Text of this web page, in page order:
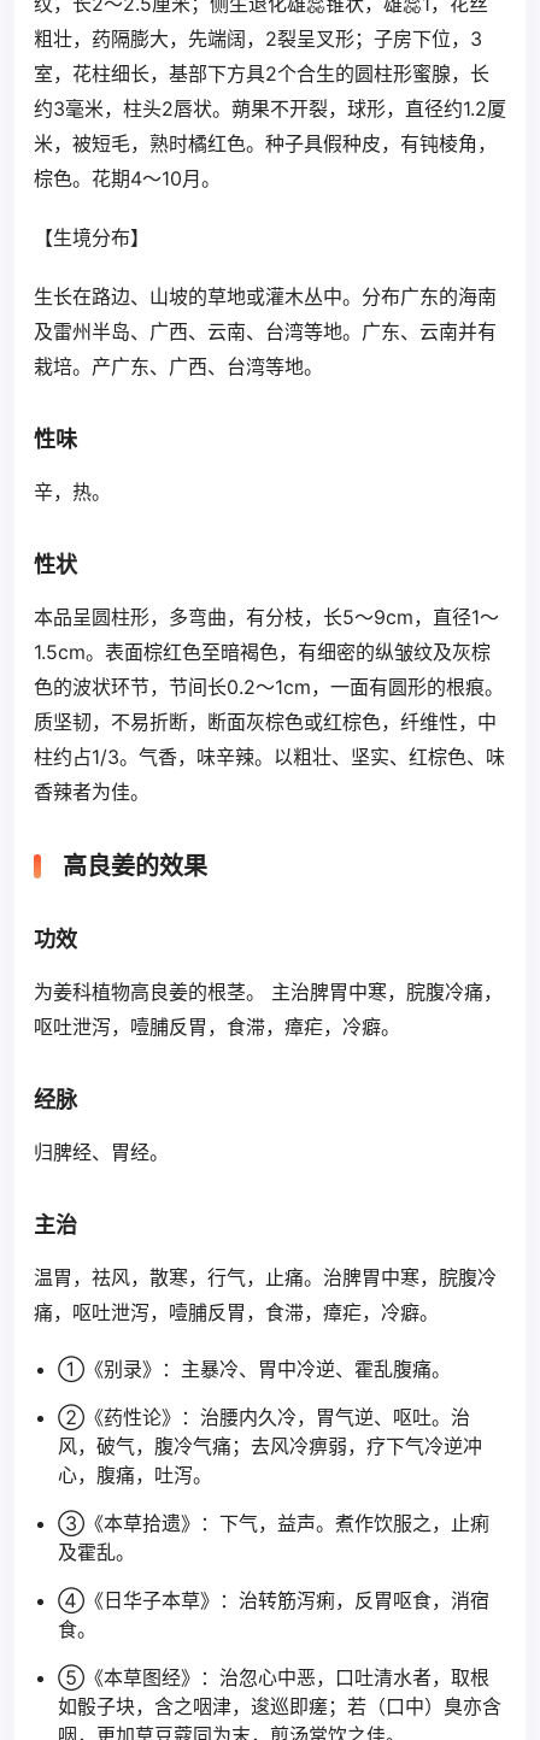
粗壮，药隔膨大，先端阔，2裂呈叉形；子房下位，3
室，花柱细长，基部下方具2个合生的圆柱形蜜腺，长
约3毫米，柱头2唇状。蒴果不开裂，球形，直径约1.2厦
米，被短毛，熟时橘红色。种子具假种皮，有钝棱角，
棕色。花期4～10月。
【生境分布】
生长在路边、山坡的草地或灌木丛中。分布广东的海南
及雷州半岛、广西、云南、台湾等地。广东、云南并有
栽培。产广东、广西、台湾等地。
性味
辛，热。
性状
本品呈圆柱形，多弯曲，有分枝，长5～9cm，直径1～
1.5cm。表面棕红色至暗褐色，有细密的纵皱纹及灰棕
色的波状环节，节间长0.2～1cm，一面有圆形的根痕。
质坚韧，不易折断，断面灰棕色或红棕色，纤维性，中
柱约占1/3。气香，味辛辣。以粗壮、坚实、红棕色、味
香辣者为佳。
高良姜的效果
功效
为姜科植物高良姜的根茎。 主治脾胃中寒，脘腹冷痛，
呕吐泄泻，噎脯反胃，食滞，瘴疟，冷癖。
经脉
归脾经、胃经。
主治
温胃，祛风，散寒，行气，止痛。治脾胃中寒，脘腹冷
痛，呕吐泄泻，噎脯反胃，食滞，瘴疟，冷癖。
①《别录》：主暴冷、胃中冷逆、霍乱腹痛。
②《药性论》：治腰内久冷，胃气逆、呕吐。治
风，破气，腹冷气痛；去风冷痹弱，疗下气冷逆冲
心，腹痛，吐泻。
③《本草拾遗》：下气，益声。煮作饮服之，止痢
及霍乱。
④《日华子本草》：治转筋泻痢，反胃呕食，消宿
食。
⑤《本草图经》：治忽心中恶，口吐清水者，取根
如骰子块，含之咽津，逡巡即瘥；若（口中）臭亦含
咽，更加草豆蔻同为末，煎汤常饮之佳。